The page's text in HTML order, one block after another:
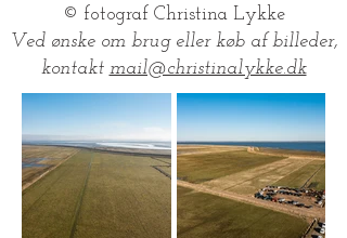
© fotograf Christina Lykke
Ved ønske om brug eller køb af billeder,
kontakt mail@christinalykke.dk